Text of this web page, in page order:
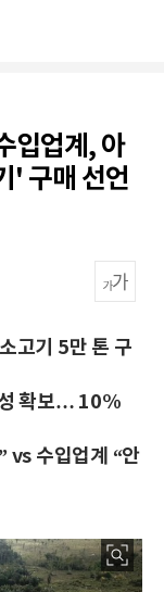
입업계, 아
' 구매 선언
고기 5만 톤 구
확보… 10%
vs 수입업계 “안